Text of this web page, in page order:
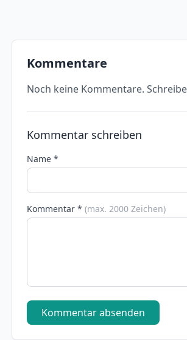
Kommentare
Noch keine Kommentare.
Kommentar schreiben
Name *
Kommentar * (max. 2000 Zeichen)
Kommentar absenden